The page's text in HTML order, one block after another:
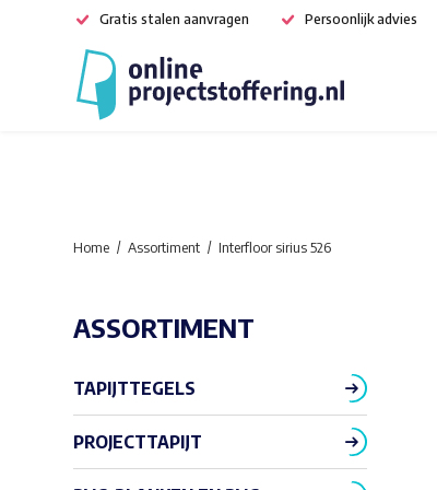
Gratis stalen aanvragen Persoonlijk advies
Home Assortiment Interfloor sirius 526
ASSORTIMENT
TAPIJTTEGELS
PROJECTTAPIJT